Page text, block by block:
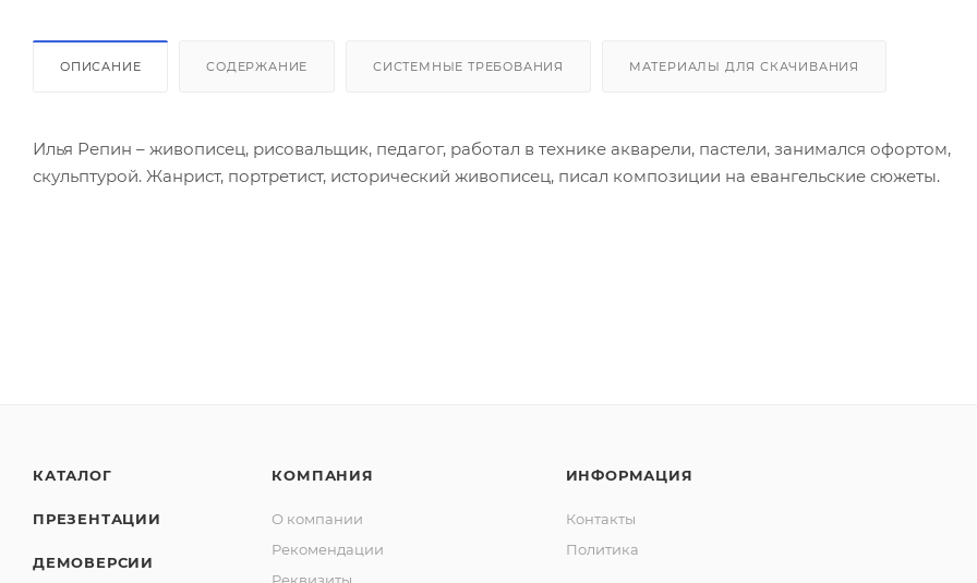
ОПИСАНИЕ СОДЕРЖАНИЕ СИСТЕМНЫЕ ТРЕБОВАНИЯ МАТЕРИАЛЫ ДЛЯ СКАЧИВАНИЯ
Илья Репин – живописец, рисовальщик, педагог, работал в технике акварели, пастели, занимался офортом,
скульптурой. Жанрист, портретист, исторический живописец, писал композиции на евангельские сюжеты.
КАТАЛОГ
ПРЕЗЕНТАЦИИ
ДЕМОВЕРСИИ
КОМПАНИЯ
О компании
Рекомендации
ИНФОРМАЦИЯ
Контакты
Политика